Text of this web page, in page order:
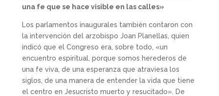
una fe que se hace visible en las calles»
Los parlamentos inaugurales también contaron con
la intervención del arzobispo Joan Planellas, quien
indicó que el Congreso era, sobre todo, «un
encuentro espiritual, porque somos herederos de
una fe viva, de una esperanza que atraviesa los
siglos, de una manera de entender la vida que tiene
el centro en Jesucristo muerto y resucitado». De